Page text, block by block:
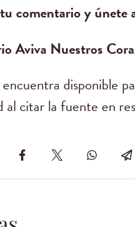
comentario y únete
Aviva Nuestros
disponible
al citar la fuente en